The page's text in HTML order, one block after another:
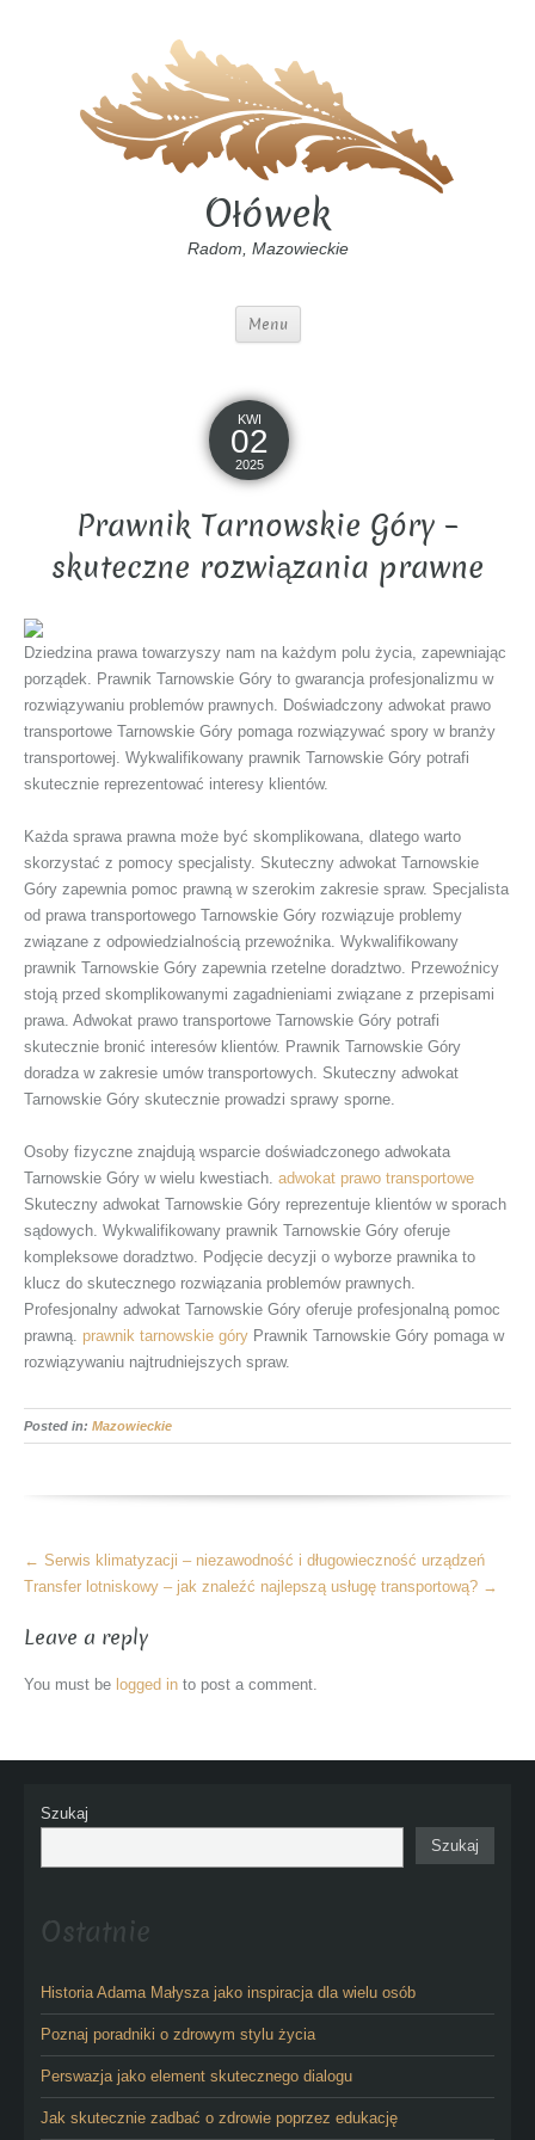
Ołówek
Radom, Mazowieckie
Menu
KWI
02
2025
Prawnik Tarnowskie Góry –
skuteczne rozwiązania prawne
Dziedzina prawa towarzyszy nam na każdym polu życia, zapewniając
porządek. Prawnik Tarnowskie Góry to gwarancja profesjonalizmu w
rozwiązywaniu problemów prawnych. Doświadczony adwokat prawo
transportowe Tarnowskie Góry pomaga rozwiązywać spory w branży
transportowej. Wykwalifikowany prawnik Tarnowskie Góry potrafi
skutecznie reprezentować interesy klientów.
Każda sprawa prawna może być skomplikowana, dlatego warto
skorzystać z pomocy specjalisty. Skuteczny adwokat Tarnowskie
Góry zapewnia pomoc prawną w szerokim zakresie spraw. Specjalista
od prawa transportowego Tarnowskie Góry rozwiązuje problemy
związane z odpowiedzialnością przewoźnika. Wykwalifikowany
prawnik Tarnowskie Góry zapewnia rzetelne doradztwo. Przewoźnicy
stoją przed skomplikowanymi zagadnieniami związane z przepisami
prawa. Adwokat prawo transportowe Tarnowskie Góry potrafi
skutecznie bronić interesów klientów. Prawnik Tarnowskie Góry
doradza w zakresie umów transportowych. Skuteczny adwokat
Tarnowskie Góry skutecznie prowadzi sprawy sporne.
Osoby fizyczne znajdują wsparcie doświadczonego adwokata
Tarnowskie Góry w wielu kwestiach. adwokat prawo transportowe
Skuteczny adwokat Tarnowskie Góry reprezentuje klientów w sporach
sądowych. Wykwalifikowany prawnik Tarnowskie Góry oferuje
kompleksowe doradztwo. Podjęcie decyzji o wyborze prawnika to
klucz do skutecznego rozwiązania problemów prawnych.
Profesjonalny adwokat Tarnowskie Góry oferuje profesjonalną pomoc
prawną. prawnik tarnowskie góry Prawnik Tarnowskie Góry pomaga w
rozwiązywaniu najtrudniejszych spraw.
Posted in: Mazowieckie
More
Articles
← Serwis klimatyzacji – niezawodność i długowieczność urządzeń
Transfer lotniskowy – jak znaleźć najlepszą usługę transportową? →
Leave a reply
You must be logged in to post a comment.
Szukaj
Szukaj
Ostatnie
Historia Adama Małysza jako inspiracja dla wielu osób
Poznaj poradniki o zdrowym stylu życia
Perswazja jako element skutecznego dialogu
Jak skutecznie zadbać o zdrowie poprzez edukację